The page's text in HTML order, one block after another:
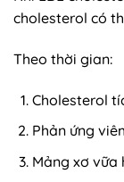
cholesterol có
Theo thời gian:
Cholesterol
Phản ứng
Mảng xơ vữa